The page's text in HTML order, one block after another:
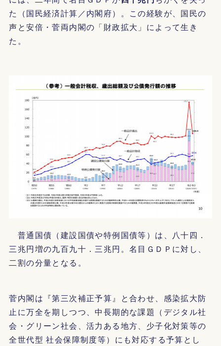
た（国民経済計算／内閣府）。この経験が、国民の
声と安倍・菅両内閣の「財政拡大」によって生き
た。
普通国債（建設国債や特例国債等）は、八十四．
三兆円増の九百九十．三兆円。名目ＧＤＰに対し、
二割の分量となる。
菅内閣は『第三次補正予算』と合わせ、感染拡大防
止に万全を期しつつ、中長期的な課題（デジタル社
会・グリーン社会、活力ある地方、少子化対策等の
全世代型 社会保障制度等）にも対応する予算とし